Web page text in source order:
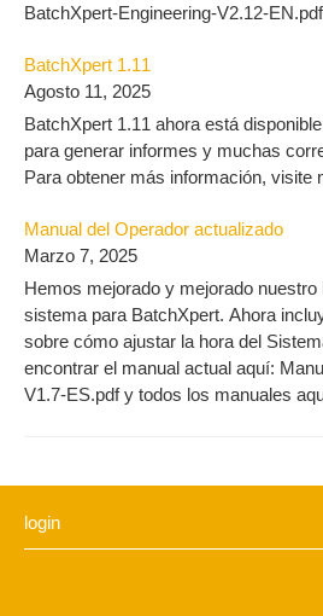
BatchXpert-Engineering-V2.12-
2/engineering-2/
BatchXpert 1.11
Agosto 11, 2025
BatchXpert 1.11 ahora está
para generar informes y muchas
Para obtener más información, visite
Manual del Operador actualizado
Marzo 7, 2025
Hemos mejorado y mejorado nuestro
sistema para BatchXpert. Ahora
sobre cómo ajustar la hora del
encontrar el manual actual aquí:
V1.7-ES.pdf y todos los manuales
login